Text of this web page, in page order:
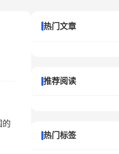
的
热门文章
推荐阅读
热门标签